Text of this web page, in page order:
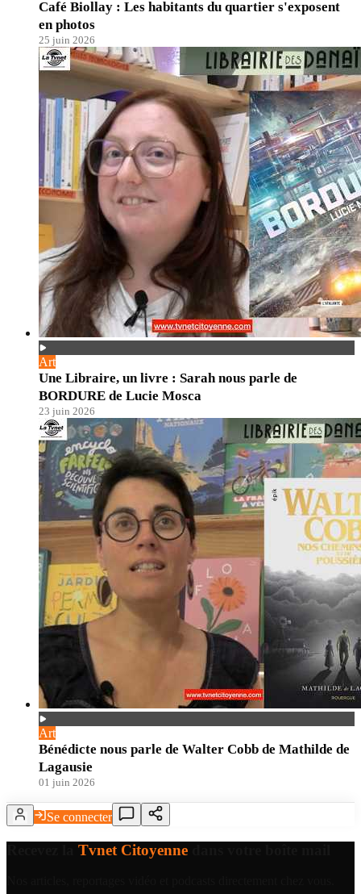
Café Biollay : Les habitants du quartier s'exposent
en photos
25 juin 2026
Art
Une Libraire, un livre : Sarah nous parle de
BORDURE de Lucie Mosca
23 juin 2026
Art
Bénédicte nous parle de Walter Cobb de Mathilde de
Lagausie
01 juin 2026
Se connecter
Tvnet Citoyenne